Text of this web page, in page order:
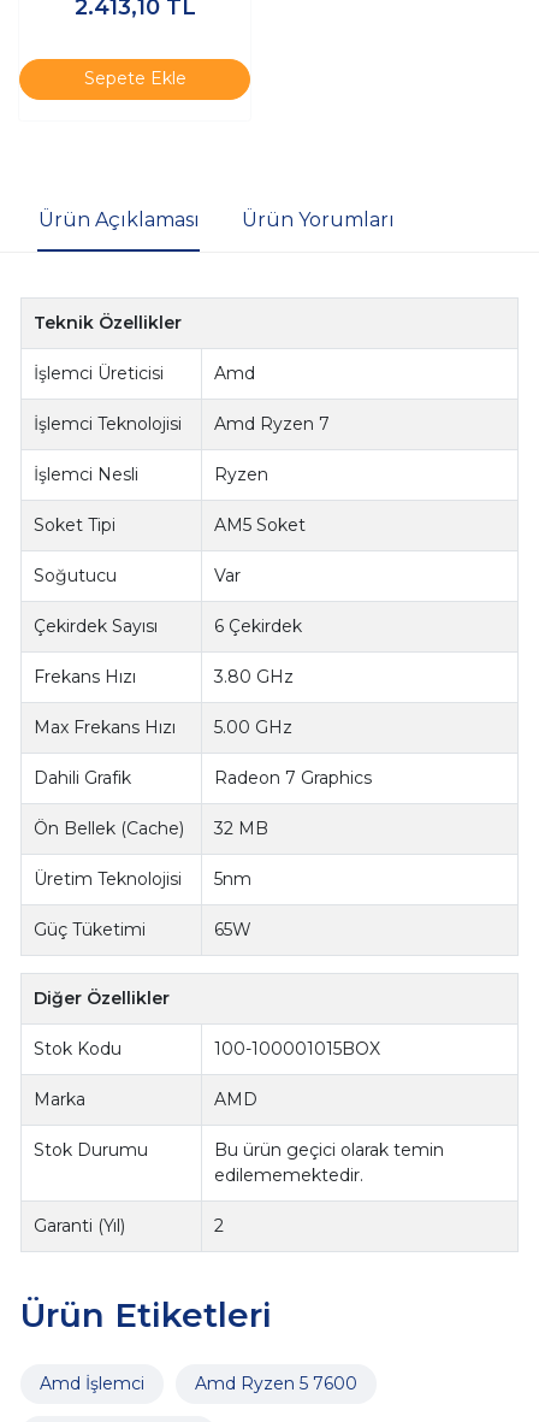
2.413,10 TL
Sepete Ekle
Ürün Açıklaması Ürün Yorumları
Teknik Özellikler
İşlemci Üreticisi Amd
İşlemci Teknolojisi Amd Ryzen 7
İşlemci Nesli Ryzen
Soket Tipi AM5 Soket
Soğutucu Var
Çekirdek Sayısı 6 Çekirdek
Frekans Hızı 3.80 GHz
Max Frekans Hızı 5.00 GHz
Dahili Grafik Radeon 7 Graphics
Ön Bellek (Cache) 32 MB
Üretim Teknolojisi 5nm
Güç Tüketimi 65W
Diğer Özellikler
Stok Kodu 100-100001015BOX
Marka AMD
Stok Durumu
Bu ürün geçici olarak temin
edilememektedir.
Garanti (Yıl) 2
Ürün Etiketleri
Amd İşlemci Amd Ryzen 5 7600